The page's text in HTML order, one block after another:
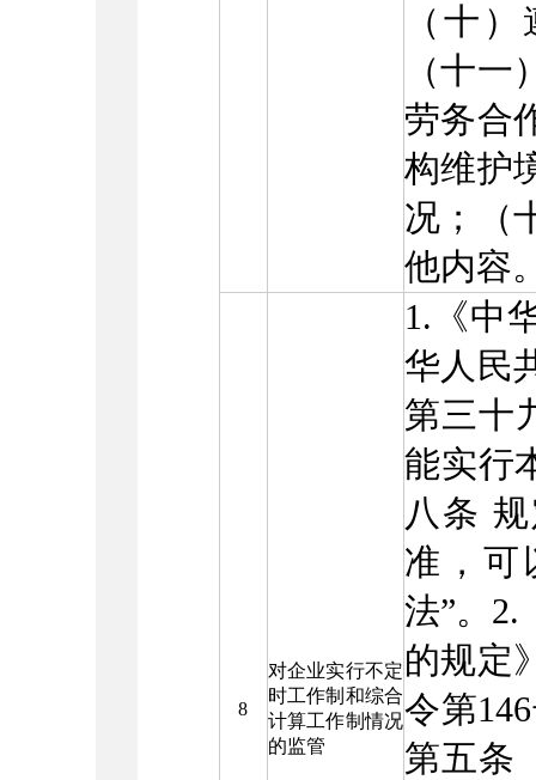
（十
（十
劳务合
构维护
况；（
他内容
8
对企业实行不定
时工作制和综合
计算工作制情况
的监管
1.《中
华人民
第三十
能实行
八条
准，可
法”。2.
的规定
令第
第五条